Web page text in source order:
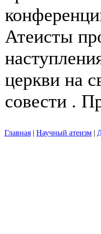
Атеисты
церкви на
совести .
Главная | Научный атеизм |